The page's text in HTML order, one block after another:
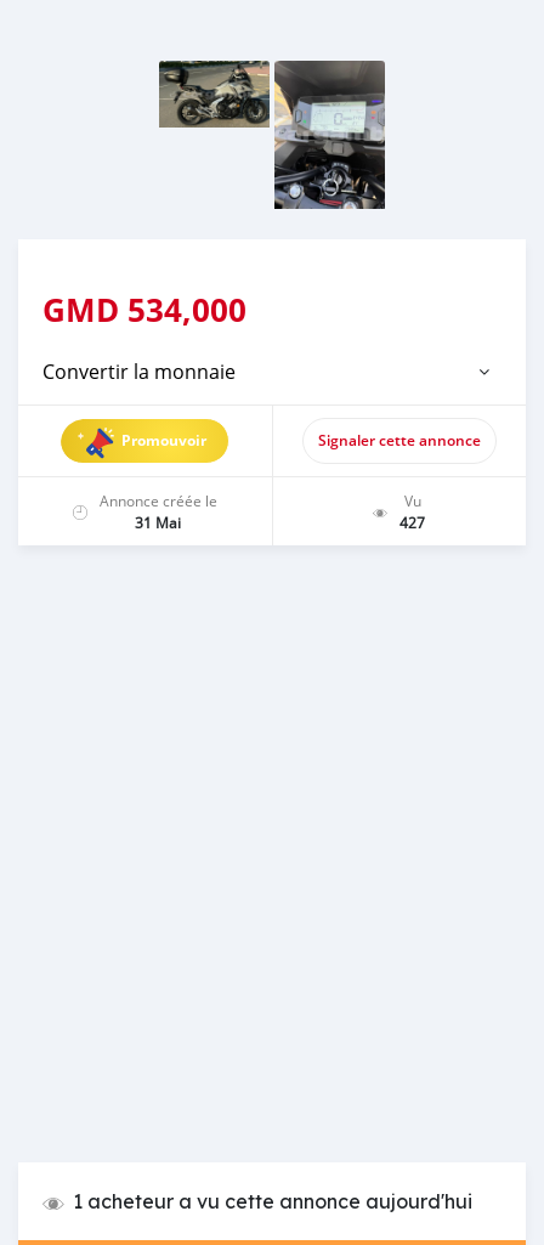
GMD 534,000
Convertir la monnaie
Promouvoir Signaler cette annonce
Annonce créée le
31 Mai
Vu
427
1 acheteur a vu cette annonce aujourd'hui